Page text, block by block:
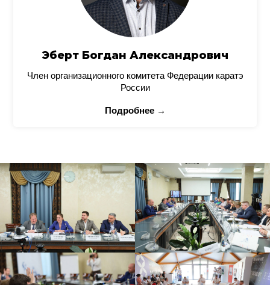
Эберт Богдан Александрович
Член организационного комитета Федерации каратэ
России
Подробнее →